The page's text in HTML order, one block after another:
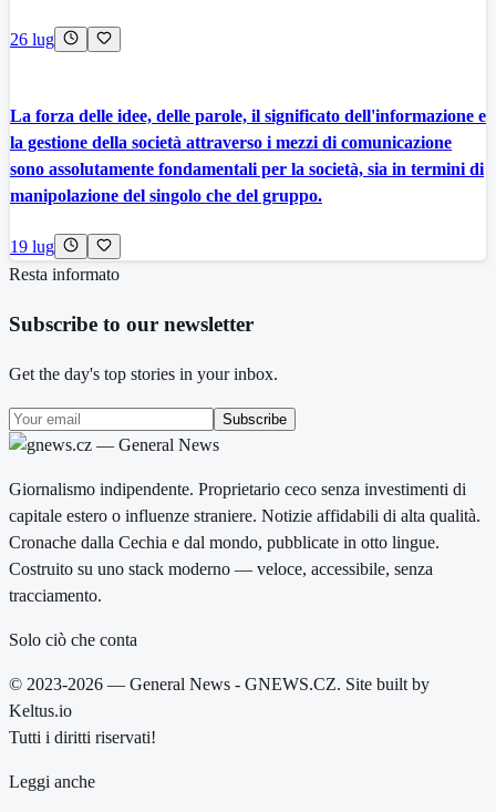
26 lug
La forza delle idee, delle parole, il significato dell'informazione e
la gestione della società attraverso i mezzi di comunicazione
sono assolutamente fondamentali per la società, sia in termini di
manipolazione del singolo che del gruppo.
19 lug
Resta informato
Subscribe to our newsletter
Get the day's top stories in your inbox.
Subscribe
Giornalismo indipendente. Proprietario ceco senza investimenti di
capitale estero o influenze straniere. Notizie affidabili di alta qualità.
Cronache dalla Cechia e dal mondo, pubblicate in otto lingue.
Costruito su uno stack moderno — veloce, accessibile, senza
tracciamento.
Solo ciò che conta
© 2023-2026 — General News - GNEWS.CZ. Site built by
Keltus.io
Tutti i diritti riservati!
Leggi anche